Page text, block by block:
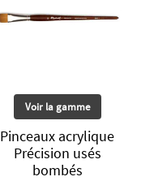
Voir la gamme
Pinceaux acrylique
Précision usés
bombés